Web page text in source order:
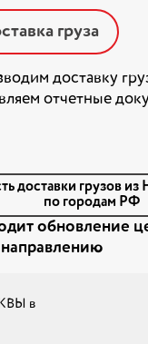
груза
доставку
отчетные
доставки грузов
по городам РФ
обновление
в